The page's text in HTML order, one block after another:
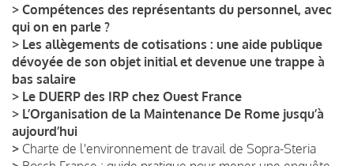
> Compétences des représentants du personnel, avec
qui on en parle ?
> Les allègements de cotisations : une aide publique
dévoyée de son objet initial et devenue une trappe à
bas salaire
> Le DUERP des IRP chez Ouest France
> L’Organisation de la Maintenance De Rome jusqu’à
aujourd’hui
> Charte de l'environnement de travail de Sopra-Steria